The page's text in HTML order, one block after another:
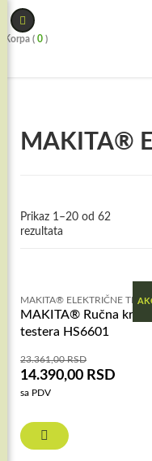
Skip
to
content
Korpa ( 0 )
MAKITA®
Prikaz 1–20 od 62
rezultata
MAKITA® ELEKTRIČNE
MAKITA® Ručna
testera HS6601
23.361,00RSD
14.390,00 RSD
sa PDV